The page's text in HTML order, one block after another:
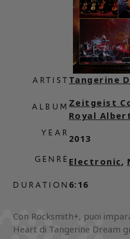
ARTIST
ALBUM
YEAR
GENRE
DURATION
Tangerine
Zeitgeist
Royal
2013
Electronic,
6:16
Con Rocksmith+, puoi
Heart di Tangerine Dream